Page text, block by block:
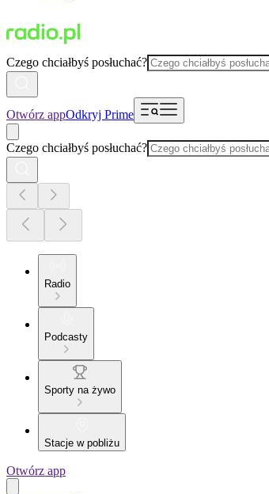
Czego chciałbyś posłuchać?
Otwórz appOdkryj Prime
Czego chciałbyś posłuchać?
Radio
Podcasty
Sporty na żywo
Stacje w pobliżu
Otwórz app